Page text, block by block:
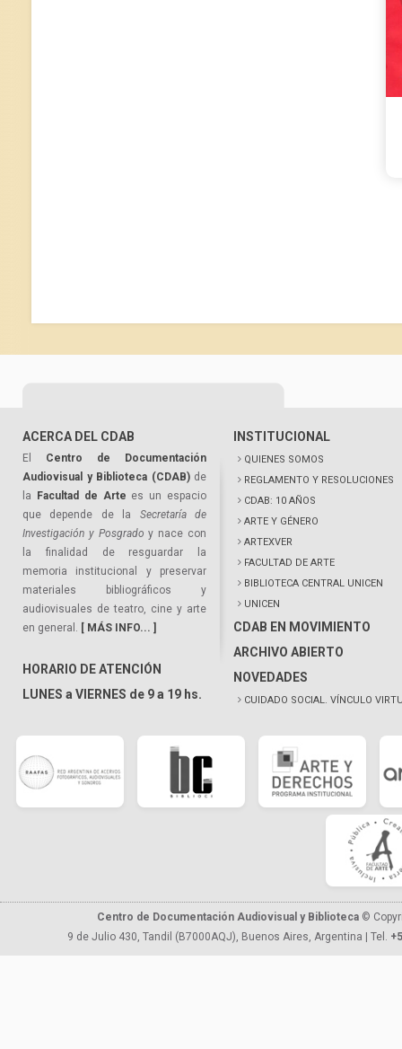
ACERCA DEL CDAB
El Centro de Documentación
Audiovisual y Biblioteca (CDAB)de
la
Facultad de Arte es un espacio
que depende de la Secretaría de
Investigación y Posgrado y nace con
la finalidad de resguardar la
memoria institucional y preservar
materiales bibliográficos y
audiovisuales de teatro, cine y arte
en general. [ MÁS INFO... ]
HORARIO DE ATENCIÓN
LUNES a VIERNES de 9 a 19 hs.
INSTITUCIONAL
QUIENES SOMOS
REGLAMENTO Y RESOLUCIONES
CDAB: 10 AÑOS
ARTE Y GÉNERO
ARTEXVER
FACULTAD DE ARTE
BIBLIOTECA CENTRAL UNICEN
UNICEN
CDAB EN MOVIMIENTO
ARCHIVO ABIERTO
NOVEDADES
CUIDADO SOCIAL. VÍNCULO
Centro de Documentación Audiovisual y Biblioteca ©
9 de Julio 430, Tandil (B7000AQJ), Buenos Aires, Argentina | Tel.